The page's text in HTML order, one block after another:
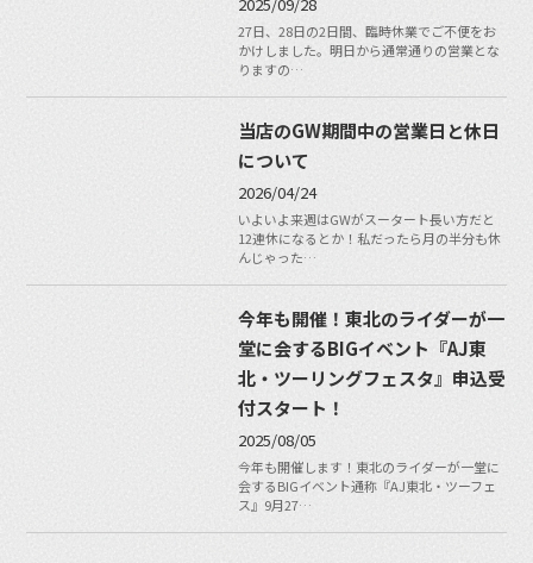
27日、28日の2日間、臨時休業でご不便をお
かけしました。明日から通常通りの営業とな
りますの…
当店のGW期間中の営業日と休日
について
2026/04/24
いよいよ来週はGWがスータート長い方だと
12連休になるとか！私だったら月の半分も休
んじゃった…
今年も開催！東北のライダーが一
堂に会するBIGイベント『AJ東
北・ツーリングフェスタ』申込受
付スタート！
2025/08/05
今年も開催します！東北のライダーが一堂に
会するBIGイベント通称『AJ東北・ツーフェ
ス』9月27…